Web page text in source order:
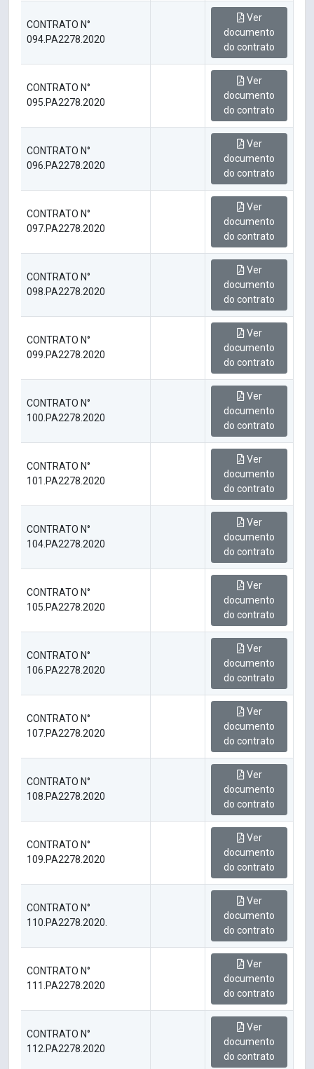
CONTRATO N°
094.PA2278.2020
Ver
documento
do contrato
CONTRATO N°
095.PA2278.2020
Ver
documento
do contrato
CONTRATO N°
096.PA2278.2020
Ver
documento
do contrato
CONTRATO N°
097.PA2278.2020
Ver
documento
do contrato
CONTRATO N°
098.PA2278.2020
Ver
documento
do contrato
CONTRATO N°
099.PA2278.2020
Ver
documento
do contrato
CONTRATO N°
100.PA2278.2020
Ver
documento
do contrato
CONTRATO N°
101.PA2278.2020
Ver
documento
do contrato
CONTRATO N°
104.PA2278.2020
Ver
documento
do contrato
CONTRATO N°
105.PA2278.2020
Ver
documento
do contrato
CONTRATO N°
106.PA2278.2020
Ver
documento
do contrato
CONTRATO N°
107.PA2278.2020
Ver
documento
do contrato
CONTRATO N°
108.PA2278.2020
Ver
documento
do contrato
CONTRATO N°
109.PA2278.2020
Ver
documento
do contrato
CONTRATO N°
110.PA2278.2020.
Ver
documento
do contrato
CONTRATO N°
111.PA2278.2020
Ver
documento
do contrato
CONTRATO N°
112.PA2278.2020
Ver
documento
do contrato